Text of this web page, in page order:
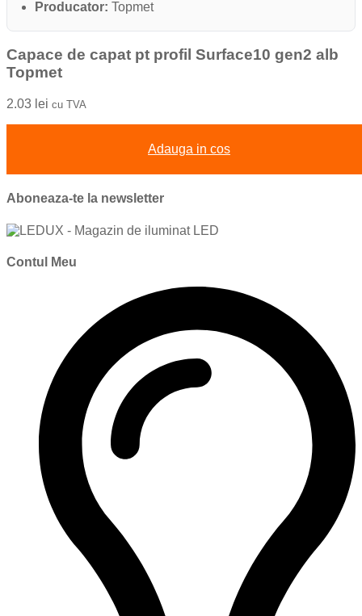
Producator: Topmet
Capace de capat pt profil Surface10 gen2 alb
Topmet
2.03 lei cu TVA
Adauga in cos
Aboneaza-te la newsletter
Contul Meu